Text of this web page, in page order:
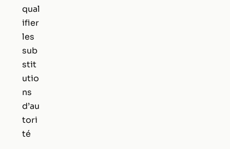
qual
ifier
les
sub
stit
utio
ns
d’au
tori
té